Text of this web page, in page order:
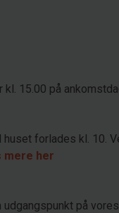
15.00 på
huset forlades kl. 10.
mere her
på